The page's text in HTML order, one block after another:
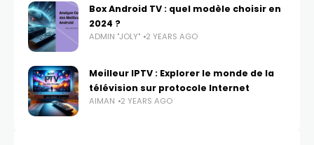
Box Android TV : quel modèle choisir en
2024 ?
ADMIN "JOLY" 2 YEARS AGO
Meilleur IPTV : Explorer le monde de la
télévision sur protocole Internet
AIMAN 2 YEARS AGO